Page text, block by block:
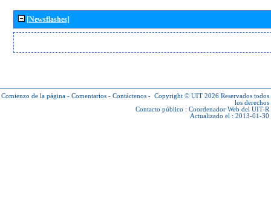
[Newsflashes]
Comienzo de la página - Comentarios - Contáctenos - Copyright © UIT 2026 Reservados todos
los derechos
Contacto público : Coordenador Web del UIT-R
Actualizado el : 2013-01-30